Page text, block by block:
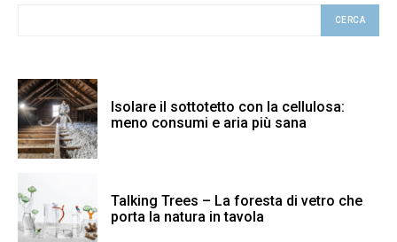
CERCA
Isolare il sottotetto con la cellulosa:
meno consumi e aria più sana
Talking Trees – La foresta di vetro che
porta la natura in tavola